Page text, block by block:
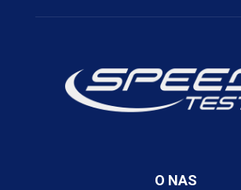
O NAS